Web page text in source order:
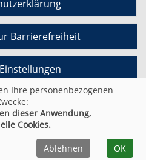
Barrierefreiheit
Ihre personenbezogenen
dieser Anwendung,
Cookies.
Ablehnen OK